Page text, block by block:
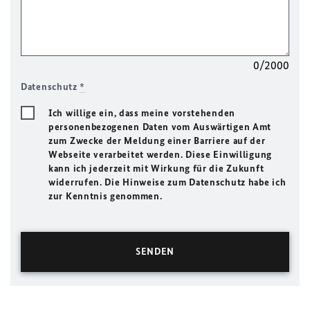
0/2000
Datenschutz*
Ich willige ein, dass meine vorstehenden
personenbezogenen Daten vom Auswärtigen Amt
zum Zwecke der Meldung einer Barriere auf der
Webseite verarbeitet werden. Diese Einwilligung
kann ich jederzeit mit Wirkung für die Zukunft
widerrufen. Die Hinweise zum Datenschutz habe ich
zur Kenntnis genommen.